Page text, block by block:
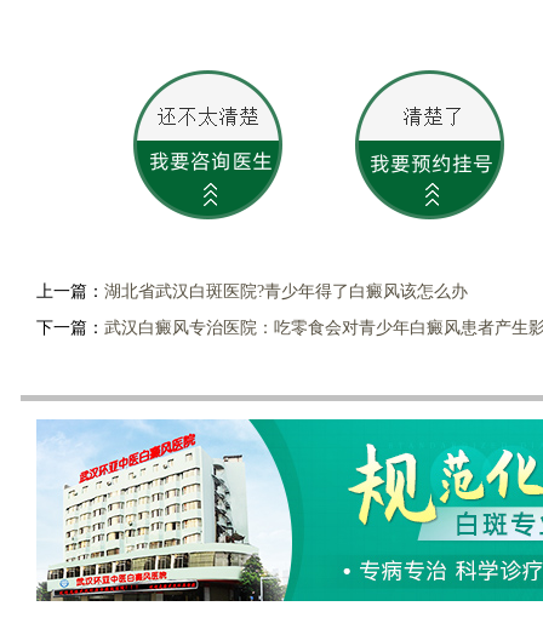
上一篇： 湖北省武汉白斑医院?青少年得了白癜风该怎么办
下一篇： 武汉白癜风专治医院：吃零食会对青少年白癜风患者产生